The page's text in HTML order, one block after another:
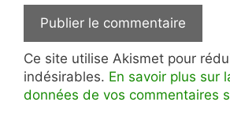
Ce site utilise Akismet pour
indésirables. En savoir plus sur
données de vos commentaires